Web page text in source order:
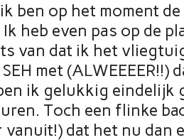
ben op het moment
heb even pas op de
van dat ik het
met (ALWEEEER!!)
ik gelukkig eindelijk
Toch een flinke
vanuit!) dat het nu dan